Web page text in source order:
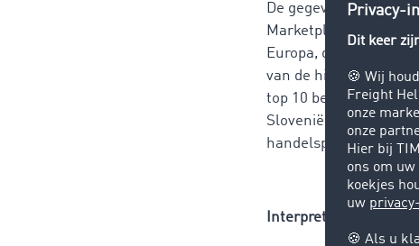
De gegevens in de
Marketplace in de
Europa, die dagelijks
van de hier gebruikte
top 10
Slovenië, Kroatië,
handelspartners zich
Interpretatie door